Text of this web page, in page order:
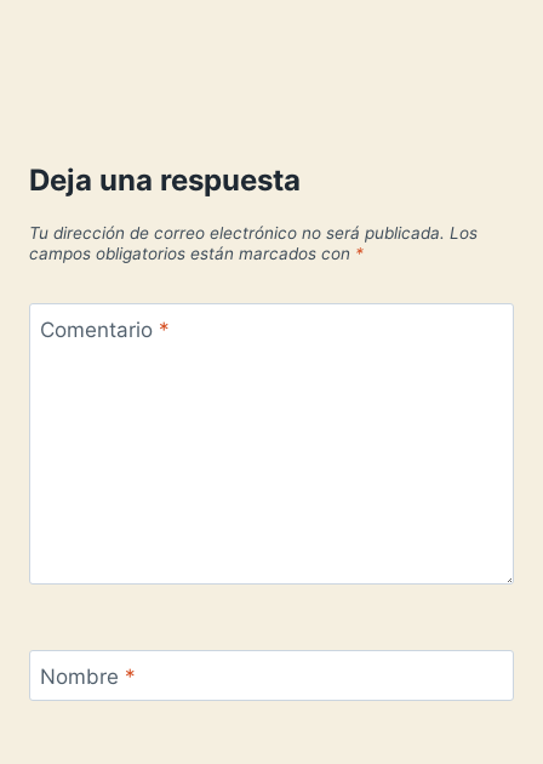
Deja una respuesta
Tu dirección de correo electrónico no será publicada. Los
campos obligatorios están marcados con *
Comentario *
Nombre *